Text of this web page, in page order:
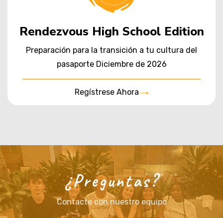
Rendezvous High School Edition
Preparación para la transición a tu cultura del
pasaporte Diciembre de 2026
Regístrese Ahora
¿Preguntas?
Contacte con nuestro equipo